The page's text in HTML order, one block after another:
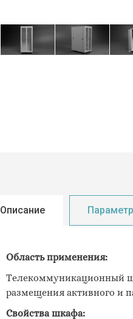
Описание
Область применения:
Телекоммуникационный
размещения активного и
Свойства шкафа: